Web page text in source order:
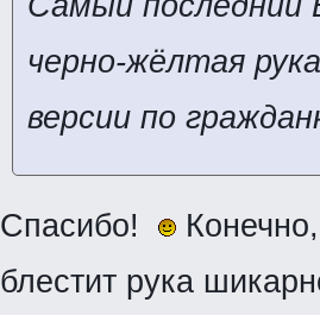
черно-жёлтая
версии по
Спасибо!
Конечно,
блестит рука